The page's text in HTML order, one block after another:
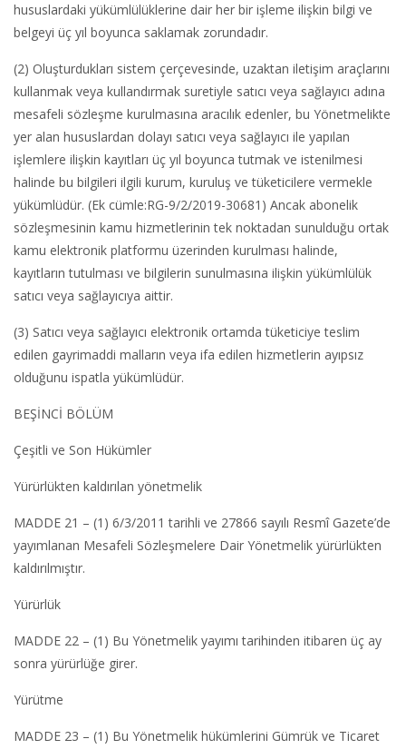
hususlardaki yükümlülüklerine dair her bir işleme ilişkin bilgi ve
belgeyi üç yıl boyunca saklamak zorundadır.
(2) Oluşturdukları sistem çerçevesinde, uzaktan iletişim araçlarını
kullanmak veya kullandırmak suretiyle satıcı veya sağlayıcı adına
mesafeli sözleşme kurulmasına aracılık edenler, bu Yönetmelikte
yer alan hususlardan dolayı satıcı veya sağlayıcı ile yapılan
işlemlere ilişkin kayıtları üç yıl boyunca tutmak ve istenilmesi
halinde bu bilgileri ilgili kurum, kuruluş ve tüketicilere vermekle
yükümlüdür. (Ek cümle:RG-9/2/2019-30681) Ancak abonelik
sözleşmesinin kamu hizmetlerinin tek noktadan sunulduğu ortak
kamu elektronik platformu üzerinden kurulması halinde,
kayıtların tutulması ve bilgilerin sunulmasına ilişkin yükümlülük
satıcı veya sağlayıcıya aittir.
(3) Satıcı veya sağlayıcı elektronik ortamda tüketiciye teslim
edilen gayrimaddi malların veya ifa edilen hizmetlerin ayıpsız
olduğunu ispatla yükümlüdür.
BEŞİNCİ BÖLÜM
Çeşitli ve Son Hükümler
Yürürlükten kaldırılan yönetmelik
MADDE 21 – (1) 6/3/2011 tarihli ve 27866 sayılı Resmî Gazete’de
yayımlanan Mesafeli Sözleşmelere Dair Yönetmelik yürürlükten
kaldırılmıştır.
Yürürlük
MADDE 22 – (1) Bu Yönetmelik yayımı tarihinden itibaren üç ay
sonra yürürlüğe girer.
Yürütme
MADDE 23 – (1) Bu Yönetmelik hükümlerini Gümrük ve Ticaret